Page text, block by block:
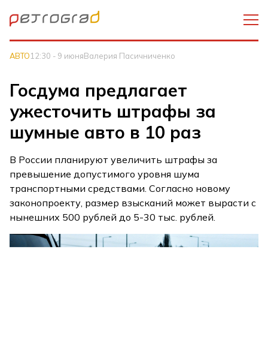
АВТО12:30 - 9 июняВалерия Пасичниченко
Госдума предлагает
ужесточить штрафы за
шумные авто в 10 раз
В России планируют увеличить штрафы за
превышение допустимого уровня шума
транспортными средствами. Согласно новому
законопроекту, размер взысканий может вырасти с
нынешних 500 рублей до 5-30 тыс. рублей.